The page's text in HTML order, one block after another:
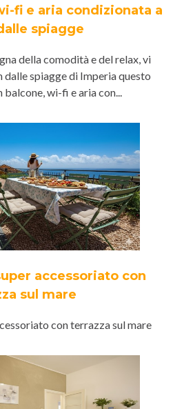
fi e aria condizionata a
spiagge
della comodità e del relax, vi
spiagge di Imperia questo
wi-fi e aria con...
accessoriato con
sul mare
con terrazza sul mare